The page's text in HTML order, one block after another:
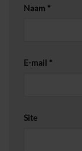
Naam *
E-mail *
Site